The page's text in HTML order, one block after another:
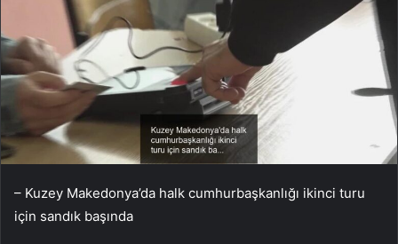
– Kuzey Makedonya’da halk cumhurbaşkanlığı ikinci turu
için sandık başında